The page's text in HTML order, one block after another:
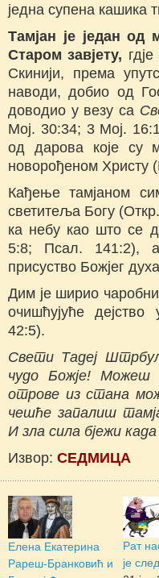
једна супена кашика
Тамјан је један
Старом завјету,
Скинији, према
наводи, добио од
доводио у везу са
Мој. 30:34; 3 Мој.
од дарова које су
новорођеном Христу
Кађење тамјаном
светитеља Богу
ка небу као што се
5:8; Псал. 141:2),
присуство Божјег
Дим је ширио
очишћујуће
42:5).
Свети Тадеј
чудо Божје! Можеш
отрове из стана
чешће запалиш
И зла сила бјежи
Извор: СЕДМИЦА
Елена Екатерина
Рареш-Бранковић и
Рат
је